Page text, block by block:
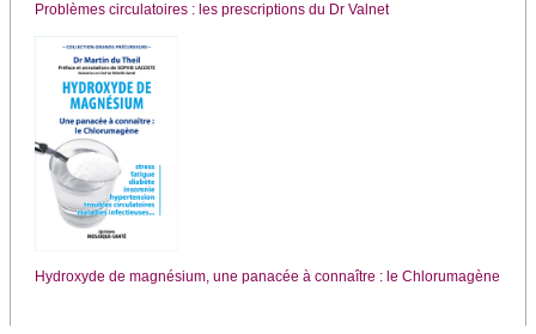
Problèmes circulatoires : les prescriptions du Dr Valnet
Hydroxyde de magnésium, une panacée à connaître : le Chlorumagène